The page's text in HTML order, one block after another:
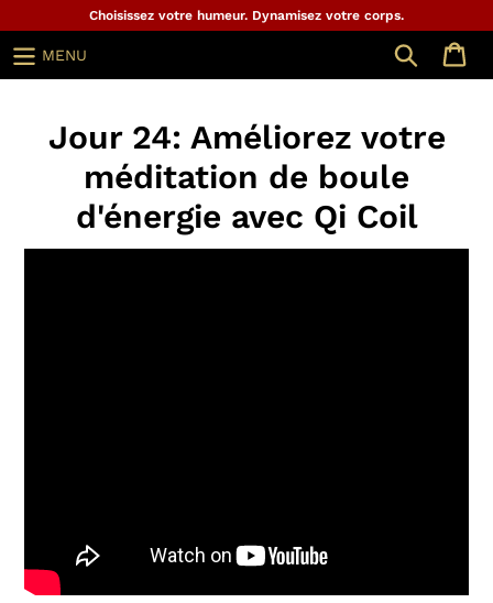
au
contenu
Choisissez votre humeur. Dynamisez votre corps.
MENU Chercher
Jour 24: Améliorez votre
méditation de boule
d'énergie avec Qi Coil